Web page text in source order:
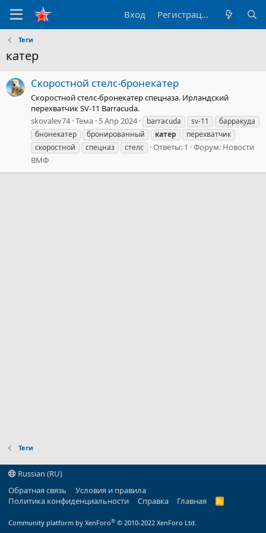
Вход Регистрация
Теги
катер
Скоростной стелс-бронекатер
Скоростной стелс-бронекатер спецназа. Ирландский
перехватчик SV-11 Barracuda.
skovalev74 Тема 5 Апр 2024 barracuda sv-11
барракуда
бнонекатер
бронированный катер
перехватчик
скоростной
спецназ стелс Ответы: 1 Форум: Новости
ВМФ
Теги
Russian (RU)
Обратная связь
Условия и правила
Политика конфиденциальности
Справка Главная
R
Community platform by XenForo® © 2010-2022 XenForo Ltd.